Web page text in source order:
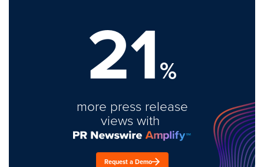
21%
more press release
views with
Request a Demo